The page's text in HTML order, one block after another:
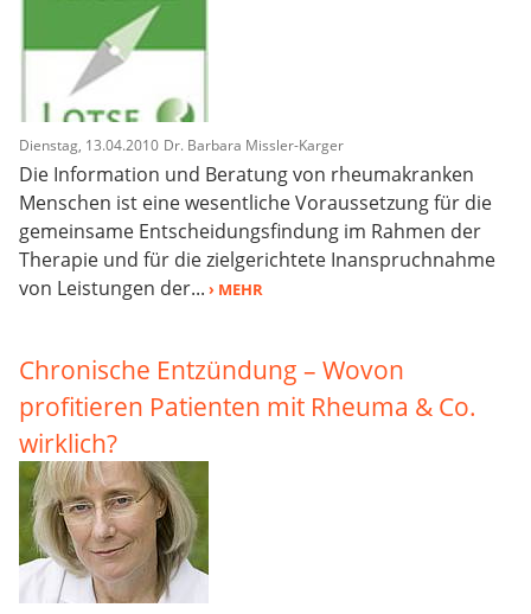
Dienstag, 13.04.2010 Dr. Barbara Missler-Karger
Die Information und Beratung von rheumakranken
Menschen ist eine wesentliche Voraussetzung für die
gemeinsame Entscheidungsfindung im Rahmen der
Therapie und für die zielgerichtete Inanspruchnahme
von Leistungen der... › MEHR
Chronische Entzündung – Wovon
profitieren Patienten mit Rheuma & Co.
wirklich?